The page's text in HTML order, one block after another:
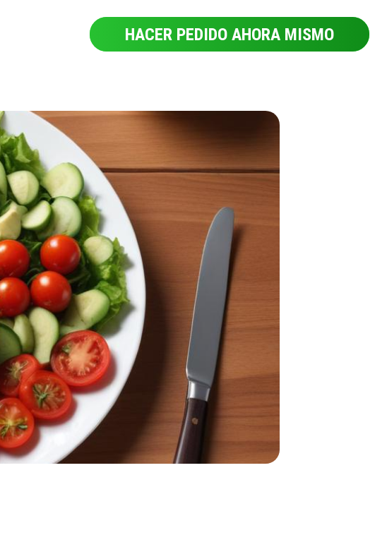
HACER PEDIDO AHORA MISMO